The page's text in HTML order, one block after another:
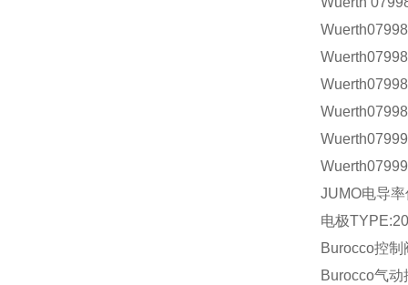
JUMO电导率
电极
Burocco控制
Burocco气动